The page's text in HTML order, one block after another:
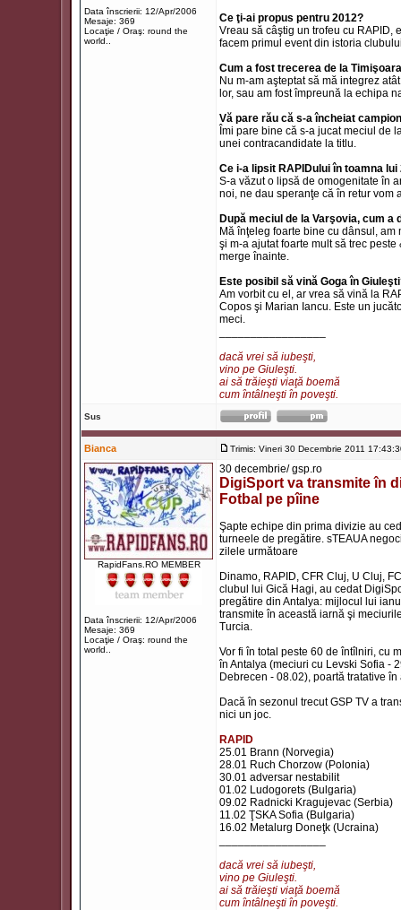
Data înscrierii: 12/Apr/2006
Mesaje: 369
Locaţie / Oraş: round the
world..
Ce ţi-ai propus pentru 2012?
Vreau să câştig un trofeu cu RAPID,
facem primul event din istoria
Cum a fost trecerea de la
Nu m-am aşteptat să mă integrez
lor, sau am fost împreună la echipa
Vă pare rău că s-a încheiat
Îmi pare bine că s-a jucat meciul de
unei contracandidate la titlu.
Ce i-a lipsit RAPIDului în toamna lui
S-a văzut o lipsă de omogenitate în
noi, ne dau speranţe că în retur vom
După meciul de la Varşovia, cum
Mă înţeleg foarte bine cu dânsul,
şi m-a ajutat foarte mult să trec
merge înainte.
Este posibil să vină Goga în
Am vorbit cu el, ar vrea să vină la
Copos şi Marian Iancu. Este un
meci.
dacă vrei să iubeşti,
vino pe Giuleşti.
ai să trăieşti viaţă boemă
cum întâlneşti în poveşti.
Sus
Bianca Trimis: Vineri 30 Decembrie 2011
RapidFans.RO MEMBER
Data înscrierii: 12/Apr/2006
Mesaje: 369
Locaţie / Oraş: round the
world..
30 decembrie/ gsp.ro
DigiSport va transmite în
Fotbal pe pîine
Şapte echipe din prima divizie au
turneele de pregătire. sTEAUA
zilele următoare
Dinamo, RAPID, CFR Cluj, U Cluj,
clubul lui Gică Hagi, au cedat
pregătire din Antalya: mijlocul lui
transmite în această iarnă şi
Turcia.
Vor fi în total peste 60 de întîlniri, cu
în Antalya (meciuri cu Levski Sofia -
Debrecen - 08.02), poartă tratative
Dacă în sezonul trecut GSP TV a
nici un joc.
RAPID
25.01 Brann (Norvegia)
28.01 Ruch Chorzow (Polonia)
30.01 adversar nestabilit
01.02 Ludogorets (Bulgaria)
09.02 Radnicki Kragujevac (Serbia)
11.02 ŢSKA Sofia (Bulgaria)
16.02 Metalurg Doneţk (Ucraina)
dacă vrei să iubeşti,
vino pe Giuleşti.
ai să trăieşti viaţă boemă
cum întâlneşti în poveşti.